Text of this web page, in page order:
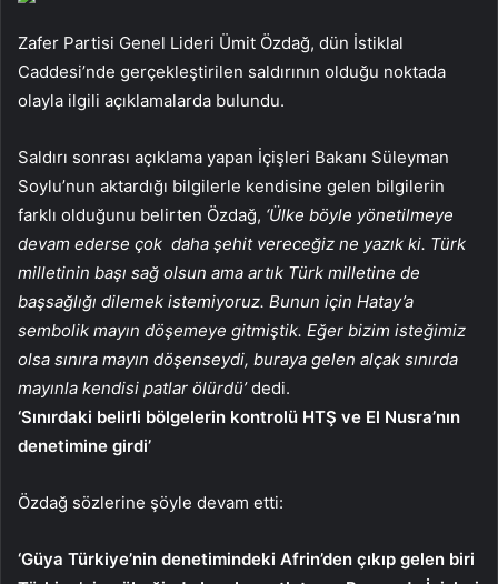
Zafer Partisi Genel Lideri Ümit Özdağ, dün İstiklal
Caddesi’nde gerçekleştirilen saldırının olduğu noktada
olayla ilgili açıklamalarda bulundu.
Saldırı sonrası açıklama yapan İçişleri Bakanı Süleyman
Soylu’nun aktardığı bilgilerle kendisine gelen bilgilerin
farklı olduğunu belirten Özdağ, ‘Ülke böyle yönetilmeye
devam ederse çok daha şehit vereceğiz ne yazık ki. Türk
milletinin başı sağ olsun ama artık Türk milletine de
başsağlığı dilemek istemiyoruz. Bunun için Hatay’a
sembolik mayın döşemeye gitmiştik. Eğer bizim isteğimiz
olsa sınıra mayın döşenseydi, buraya gelen alçak sınırda
mayınla kendisi patlar ölürdü’dedi.
‘Sınırdaki belirli bölgelerin kontrolü HTŞ ve El Nusra’nın
denetimine girdi’
Özdağ sözlerine şöyle devam etti:
‘Güya Türkiye’nin denetimindeki Afrin’den çıkıp gelen biri